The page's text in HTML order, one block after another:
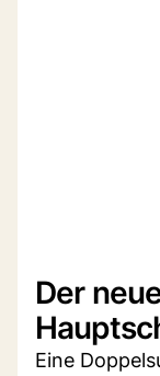
Der
Eine